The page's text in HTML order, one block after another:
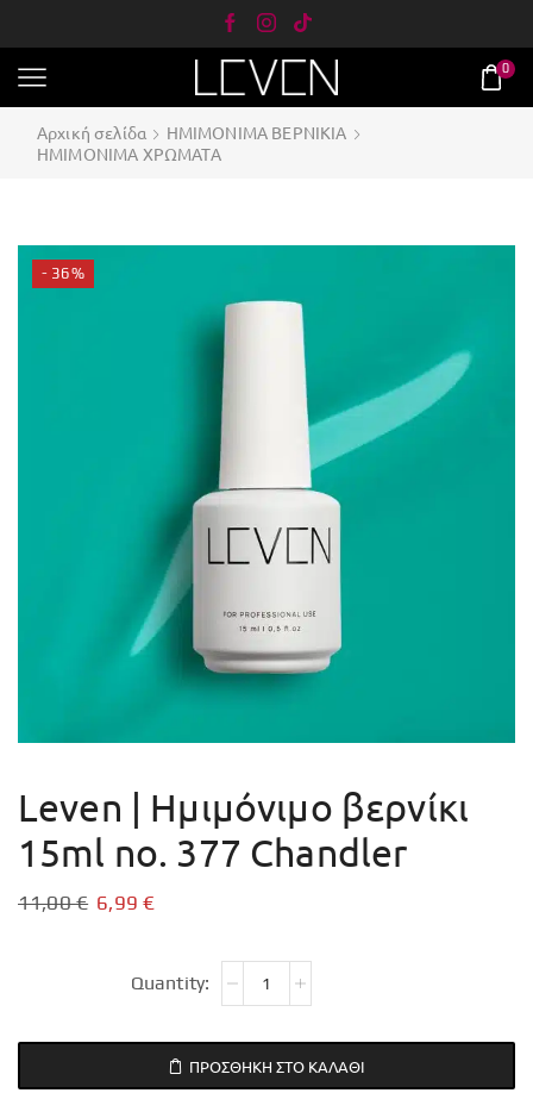
0
Αρχική σελίδα
ΗΜΙΜΟΝΙΜΑ ΒΕΡΝΙΚΙΑ
ΗΜΙΜΟΝΙΜΑ ΧΡΩΜΑΤΑ
- 36%
Leven | Ημιμόνιμο βερνίκι
15ml no. 377 Chandler
11,00€ 6,99€
ΠΡΟΣΘΉΚΗ ΣΤΟ ΚΑΛΆΘΙ